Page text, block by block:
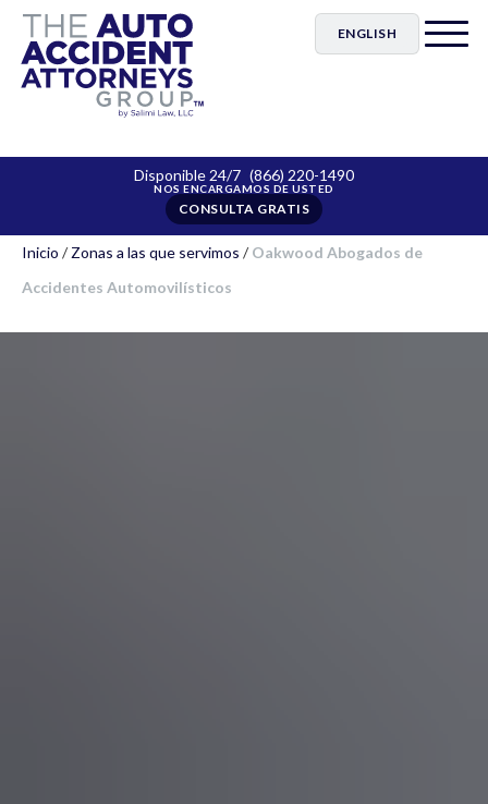
ENGLISH
Disponible 24/7 (866) 220-1490
CONSULTA GRATIS
Inicio /Zonas a las que servimos /Oakwood Abogados de
Accidentes Automovilísticos